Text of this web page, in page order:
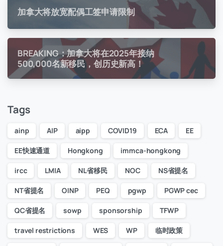
加拿大将放宽配偶工签申请限制
BREAKING：加拿大将在2025年接纳
500,000名新移民，创历史新高！
Tags
ainp AIP aipp COVID19 ECA EE
EE快速通道 Hongkong immca-hongkong
ircc LMIA NL省移民 NOC NS省提名
NT省提名 OINP PEQ pgwp PGWP cec
QC省提名 sowp sponsorship TFWP
travel restrictions WES WP 临时政策